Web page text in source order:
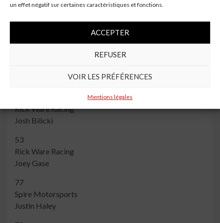
un effet négatif sur certaines caractéristiques et fonctions.
ACCEPTER
REFUSER
VOIR LES PRÉFÉRENCES
Mentions légales
Hendrick Motorsports
Garrett Smithley
Rick Ware Racing
Josh Bilicki
53
Rick Ware Racing
Joey Gase
77
Spire Motorsports
Justin Haley